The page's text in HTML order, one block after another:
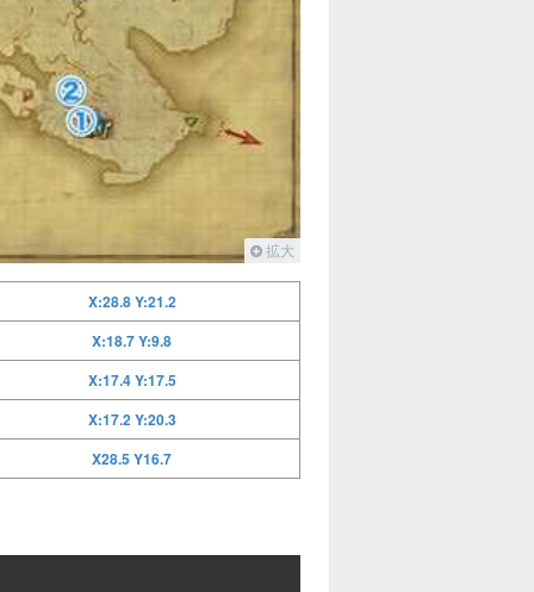
拡大
X:28.8 Y:21.2
X:18.7 Y:9.8
X:17.4 Y:17.5
X:17.2 Y:20.3
X28.5 Y16.7